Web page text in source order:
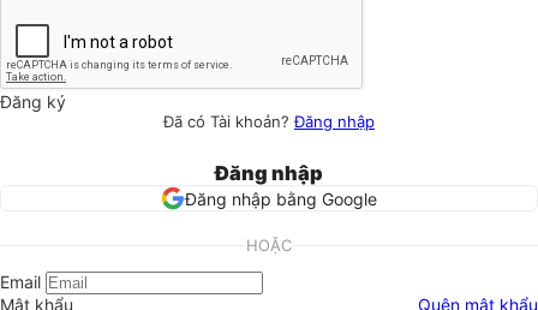
Đăng ký
Đã có Tài khoản?Đăng nhập
Đăng nhập
Đăng nhập bằng Google
HOẶC
Email
Mật khẩu
Quên mật khẩu